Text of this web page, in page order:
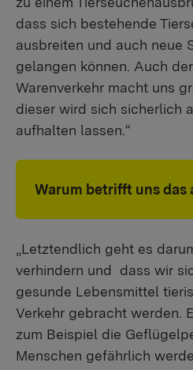
dass sich bestehende
ausbreiten und auch neue
gelangen können. Auch
Warenverkehr macht uns
dieser wird sich sicherlich
aufhalten lassen.“
Warum betrifft uns das
„Letztendlich geht es
verhindern und dass wir
gesunde Lebensmittel
Verkehr gebracht werden.
zum Beispiel die
Menschen gefährlich